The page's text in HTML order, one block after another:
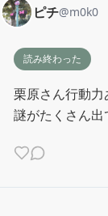
ピチ@m0k0
読み終わった
栗原さん行動
謎がたくさん出